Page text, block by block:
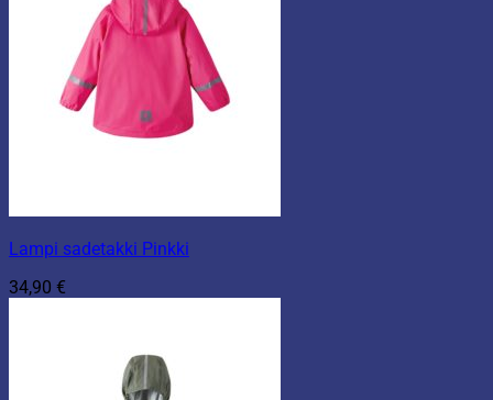
Lampi sadetakki Pinkki
34,90 €